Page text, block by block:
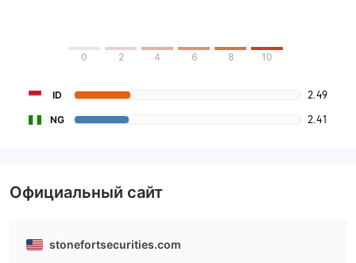
0 2 4 6 8 10
ID 2.49
NG 2.41
Официальный сайт
stonefortsecurities.com